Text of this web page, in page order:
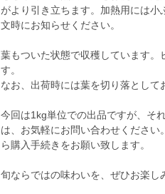
がより引き立ちます。加熱用には
文時にお知らせください。
葉もついた状態で収穫しています。
す。
なお、出荷時には葉を切り落として
今回は1kg単位での出品ですが、そ
は、お気軽にお問い合わせくださ
ら購入手続きをお願い致します。
旬ならではの味わいを、ぜひお楽し